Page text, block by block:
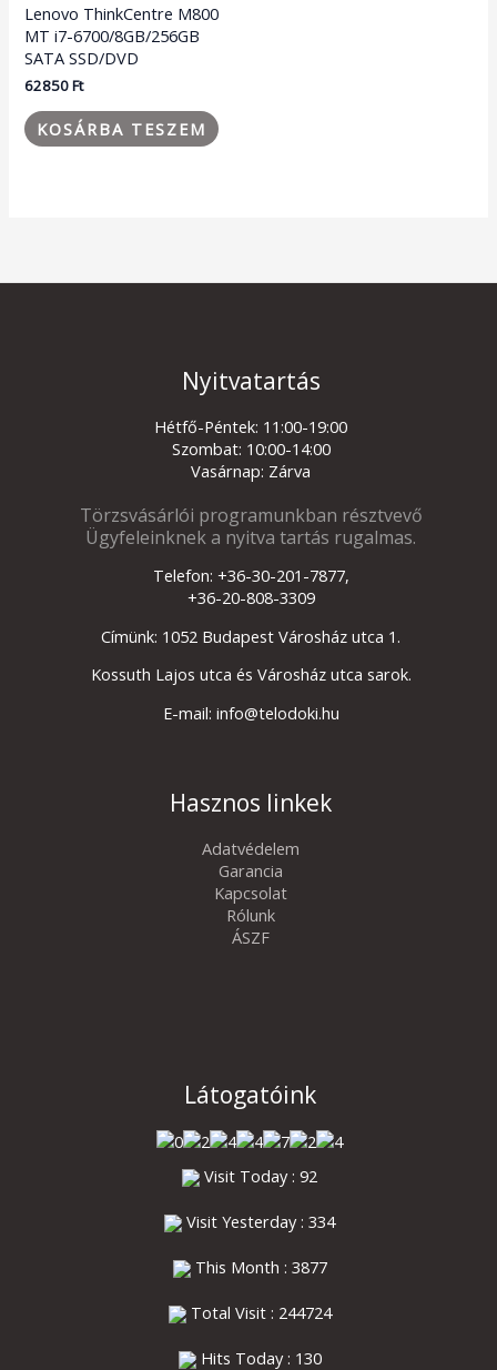
Lenovo ThinkCentre M800
MT i7-6700/8GB/256GB
SATA SSD/DVD
62850Ft
KOSÁRBA TESZEM
Nyitvatartás
Hétfő-Péntek: 11:00-19:00
Szombat: 10:00-14:00
Vasárnap: Zárva
Törzsvásárlói programunkban résztvevő
Ügyfeleinknek a nyitva tartás rugalmas.
Telefon: +36-30-201-7877,
+36-20-808-3309
Címünk: 1052 Budapest Városház utca 1.
Kossuth Lajos utca és Városház utca sarok.
E-mail: info@telodoki.hu
Hasznos linkek
Adatvédelem
Garancia
Kapcsolat
Rólunk
ÁSZF
Látogatóink
Visit Today : 92
Visit Yesterday : 334
This Month : 3877
Total Visit : 244724
Hits Today : 130